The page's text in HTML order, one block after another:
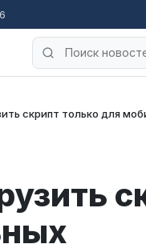
Поиск
скрипт только для